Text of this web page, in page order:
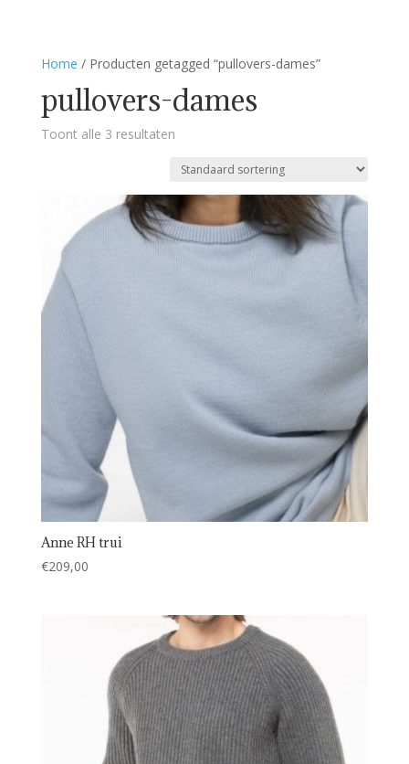
Home / Producten getagged “pullovers-dames”
pullovers-dames
Toont alle 3 resultaten
Anne RH trui
€209,00